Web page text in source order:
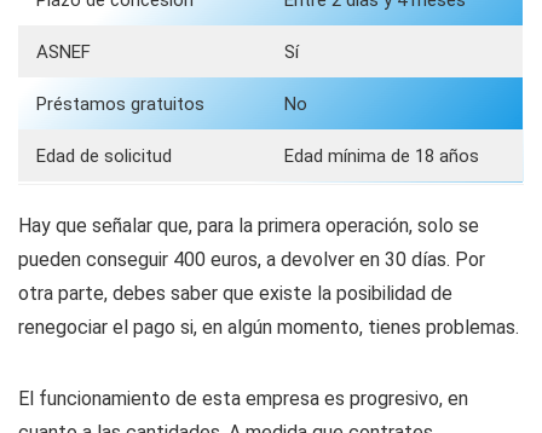
ASNEF Sí
Préstamos gratuitos No
Edad de solicitud Edad mínima de 18 años
Hay que señalar que, para la primera operación, solo se
pueden conseguir 400 euros, a devolver en 30 días. Por
otra parte, debes saber que existe la posibilidad de
renegociar el pago si, en algún momento, tienes problemas.
El funcionamiento de esta empresa es progresivo, en